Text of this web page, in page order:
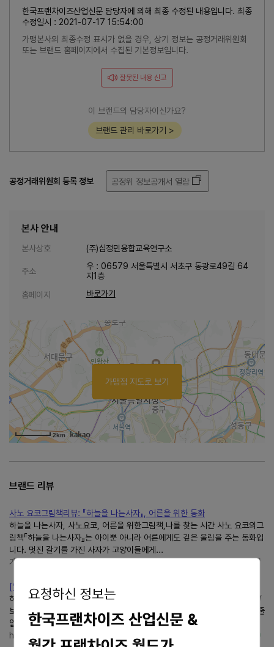
한국프랜차이즈산업신문 담당자에 의해 최종 수정된 내용입니다. 최종
수정일시 : 2021-07-17 15:54:00
가맹본사의 최종수정 표시가 없을 경우, 상기 정보는 공정거래위원회
또는 브랜드 홈페이지에서 수집된 기본정보입니다.
잘못된 내용 신고
이 브랜드의 담당자이신가요?
브랜드 관리 바로가기 >
공정거래위원회 등록 정보 공정위 정보공개서 열람
본사 안내
본사상호 (주)심정민융합교육연구소
주소
우 : 06579 서울특별시 서초구 동광로49길 64
지1층
홈페이지
바로가기
2km
가맹점 지도로 보기
브랜드 리뷰
사노 요코그림책리뷰: 『하늘을 나는사자』, 어른을 위한 동화
하늘을 나는사자, 사노요코, 어른을 위한그림책,나를 찾는 시간 사노 요코의그
림책『하늘을 나는사자』는 아이뿐 아니라 어른에게도 깊은 울림을 주는 동화입
니다. 멋진 갈기를 가진 사자가 고양이들에게...
가족시인 이승원
[알라딘서재][보림]하늘을 나는모자
하늘을 나는모자 ㅣ 세계의 걸작그림책지크 로트라우트 수잔네 베르너 지음 /
보림 / 2017년 8월 평점... ㅎㅎㅎ 그래도 이 모자를 쓰면하늘을날 수 있는 줄
알았다가 모자의하늘나는모험 이야기로...
https://blog.aladin.co.kr/
https://blog.aladin.co.kr/765022129